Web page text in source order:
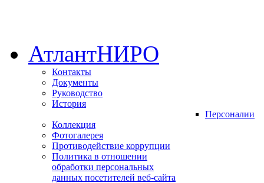
АтлантНИРО
Контакты
Документы
Руководство
История
Персоналии
Коллекция
Фотогалерея
Противодействие коррупции
Политика в отношении
обработки персональных
данных посетителей веб-сайта